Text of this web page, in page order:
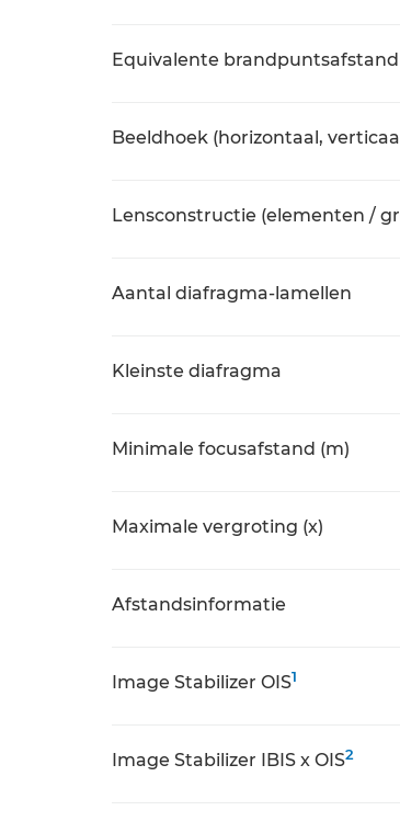
Equivalente
Beeldhoek (horizontaal,
Lensconstructie (elementen /
Aantal diafragma-lamellen
Kleinste diafragma
Minimale focusafstand (m)
Maximale vergroting (x)
Afstandsinformatie
Image Stabilizer OIS1
Image Stabilizer IBIS x OIS2